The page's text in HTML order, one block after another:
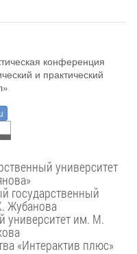
государственный
Жубанова
университет им. М.
«Интерактив плюс»